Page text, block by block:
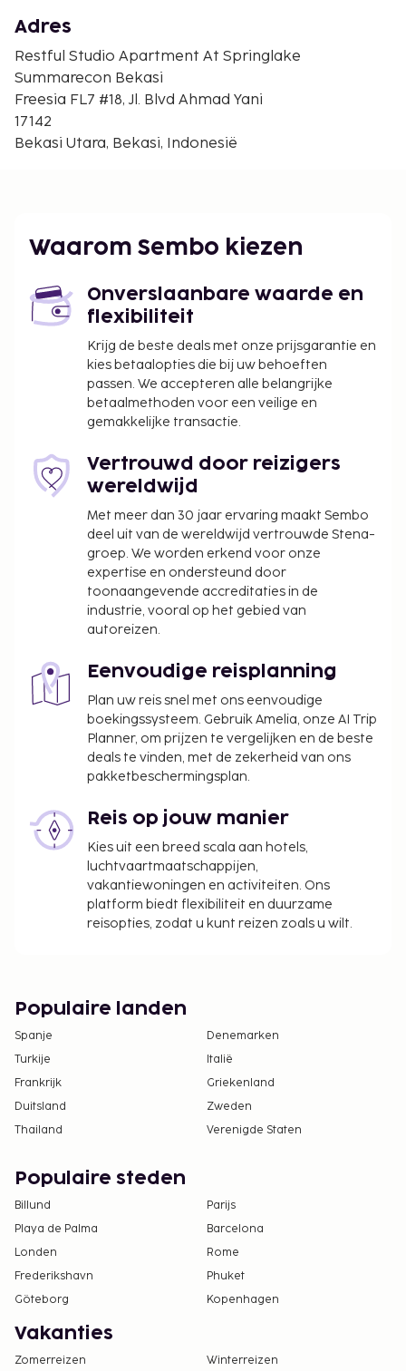
De dichtstbijgelegen grootste luchthavens zijn:
Jakarta (HLP-Halim Perdanakusuma Intl.) - 20,7 km
Jakarta (CGK-Soekarno-Hatta Intl.) - 56,7 km
De aanbevolen luchthaven voor dit appartement is
Jakarta (HLP-Halim Perdanakusuma Intl.).
Enkele van de voorzieningen zijn een lift en een
De volgende kosten dienen bij de accommodatie te
toepasselijke belastingen zijn:
Schoonmaakkosten: IDR 110000.00 per
accommodatie, per verblijf
Vóór het inchecken dien je een borgsom van
IDR 300000 te betalen.
We hebben alle kosten vermeld die de
In deze accommodatie zijn huisdieren en
assistentiedieren niet toegestaan.
Adres
Restful Studio Apartment At Springlake
Summarecon Bekasi
Freesia FL7 #18, Jl. Blvd Ahmad Yani
17142
Bekasi Utara, Bekasi, Indonesië
Waarom Sembo kiezen
Onverslaanbare waarde en
flexibiliteit
Krijg de beste deals met onze prijsgarantie en
kies betaalopties die bij uw behoeften
passen. We accepteren alle belangrijke
betaalmethoden voor een veilige en
gemakkelijke transactie.
Vertrouwd door reizigers
wereldwijd
Met meer dan 30 jaar ervaring maakt Sembo
deel uit van de wereldwijd vertrouwde Stena-
groep. We worden erkend voor onze
expertise en ondersteund door
toonaangevende accreditaties in de
industrie, vooral op het gebied van
autoreizen.
Eenvoudige reisplanning
Plan uw reis snel met ons eenvoudige
boekingssysteem. Gebruik Amelia, onze AI Trip
Planner, om prijzen te vergelijken en de beste
deals te vinden, met de zekerheid van ons
pakketbeschermingsplan.
Reis op jouw manier
Kies uit een breed scala aan hotels,
luchtvaartmaatschappijen,
vakantiewoningen en activiteiten. Ons
platform biedt flexibiliteit en duurzame
reisopties, zodat u kunt reizen zoals u wilt.
Populaire landen
Spanje
Denemarken
Turkije
Italië
Frankrijk
Griekenland
Duitsland
Zweden
Thailand
Verenigde Staten
Populaire steden
Billund
Parijs
Playa de Palma
Barcelona
Londen
Rome
Frederikshavn
Phuket
Göteborg
Kopenhagen
Vakanties
Zomerreizen
Winterreizen